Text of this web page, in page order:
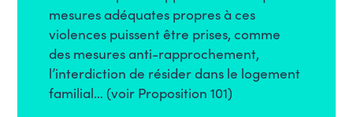
mesures adéquates propres à ces
violences puissent être prises, comme
des mesures anti-rapprochement,
l’interdiction de résider dans le logement
familial… (voir Proposition 101)